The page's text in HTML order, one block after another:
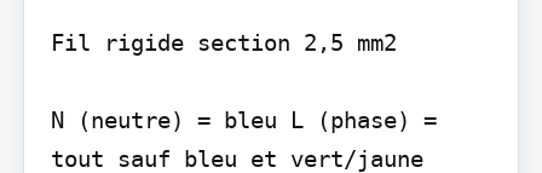
Fil rigide section 2,5 mm2
N (neutre) = bleu L (phase) =
tout sauf bleu et vert/jaune